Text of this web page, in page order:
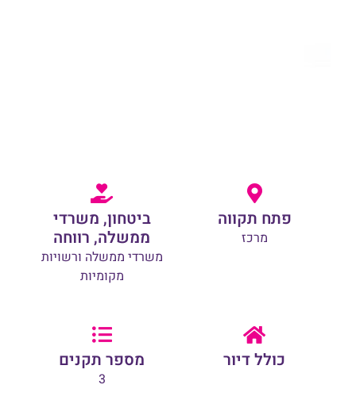
פתח תקווה
מרכז
ביטחון, משרדי
ממשלה, רווחה
משרדי ממשלה ורשויות
מקומיות
כולל דיור מספר תקנים
3